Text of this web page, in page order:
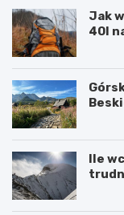
Jak
40l
Ile